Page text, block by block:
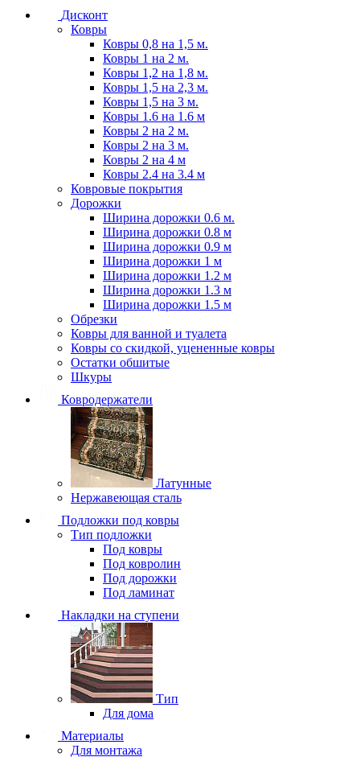
Дисконт
Ковры
Ковры 0,8 на 1,5 м.
Ковры 1 на 2 м.
Ковры 1,2 на 1,8 м.
Ковры 1,5 на 2,3 м.
Ковры 1,5 на 3 м.
Ковры 1.6 на 1.6 м
Ковры 2 на 2 м.
Ковры 2 на 3 м.
Ковры 2 на 4 м
Ковры 2.4 на 3.4 м
Ковровые покрытия
Дорожки
Ширина дорожки 0.6 м.
Ширина дорожки 0.8 м
Ширина дорожки 0.9 м
Ширина дорожки 1 м
Ширина дорожки 1.2 м
Ширина дорожки 1.3 м
Ширина дорожки 1.5 м
Обрезки
Ковры для ванной и туалета
Ковры со скидкой, уцененные ковры
Остатки обшитые
Шкуры
Ковродержатели
Латунные
Нержавеющая сталь
Подложки под ковры
Тип подложки
Под ковры
Под ковролин
Под дорожки
Под ламинат
Накладки на ступени
Тип
Для дома
Материалы
Для монтажа